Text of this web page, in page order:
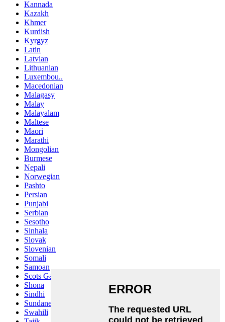
Kannada
Kazakh
Khmer
Kurdish
Kyrgyz
Latin
Latvian
Lithuanian
Luxembou..
Macedonian
Malagasy
Malay
Malayalam
Maltese
Maori
Marathi
Mongolian
Burmese
Nepali
Norwegian
Pashto
Persian
Punjabi
Serbian
Sesotho
Sinhala
Slovak
Slovenian
Somali
Samoan
Scots Gaelic
Shona
Sindhi
Sundanese
Swahili